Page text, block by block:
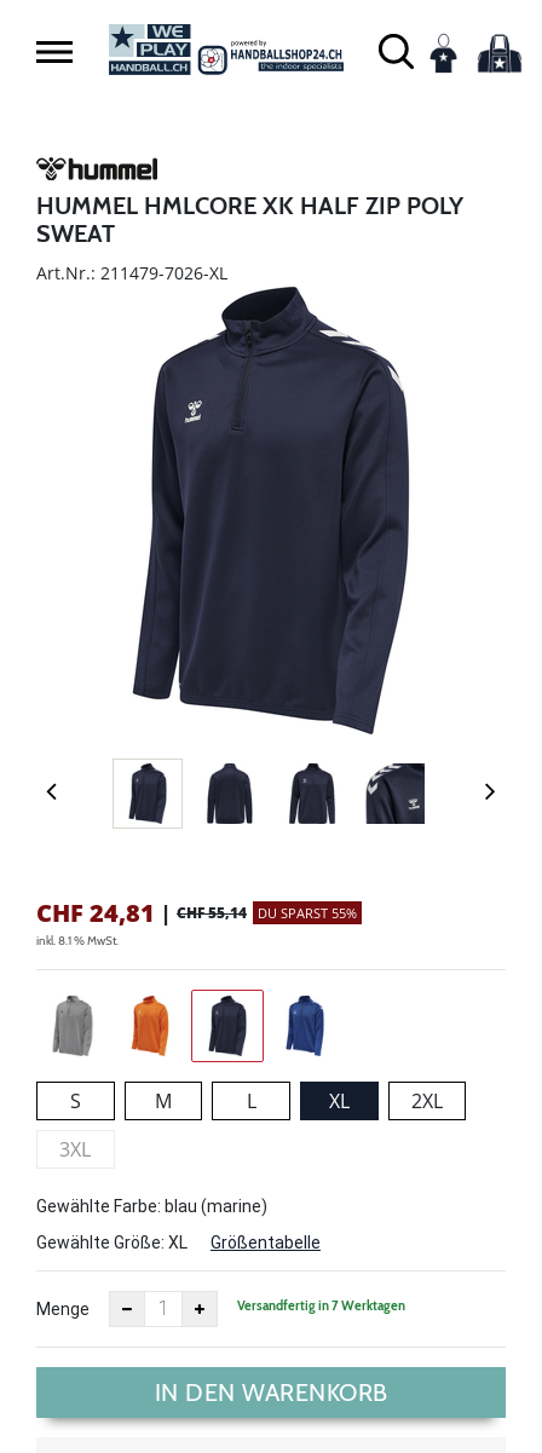
HUMMEL HMLCORE XK HALF ZIP POLY
SWEAT
Art.Nr.: 211479-7026-XL
CHF 24,81 | CHF 55,14 DU SPARST 55%
inkl. 8.1 % MwSt.
S M L XL
2XL
3XL
Gewählte Farbe: blau (marine)
Gewählte Größe: XL Größentabelle
Menge Versandfertig in 7 Werktagen
IN DEN WARENKORB